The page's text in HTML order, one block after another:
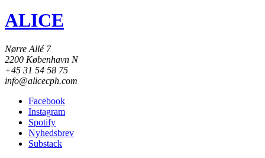
ALICE
Nørre Allé 7
2200 København N
+45 31 54 58 75
info@alicecph.com
Facebook
Instagram
Spotify
Nyhedsbrev
Substack